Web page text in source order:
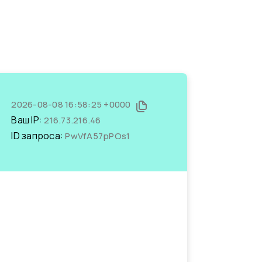
2026-08-08 16:58:25 +0000
Ваш IP:216.73.216.46
ID запроса:PwVfA57pPOs1